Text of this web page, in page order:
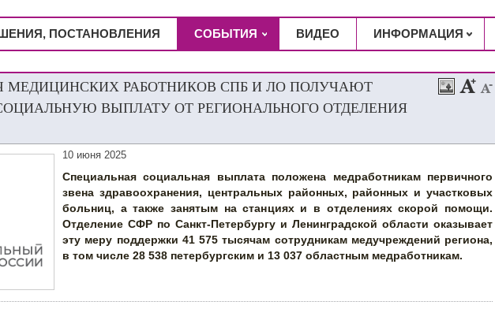
ПОСТАНОВЛЕНИЯ СОБЫТИЯ ВИДЕО ИНФОРМАЦИЯ
МЕДИЦИНСКИХ РАБОТНИКОВ СПБ И ЛО ПОЛУЧАЮТ
ВЫПЛАТУ ОТ РЕГИОНАЛЬНОГО ОТДЕЛЕНИЯ
10 июня 2025
Специальная социальная выплата положена медработникам первичного
звена здравоохранения, центральных районных, районных и участковых
больниц, а также занятым на станциях и в отделениях скорой помощи.
Отделение СФР по Санкт-Петербургу и Ленинградской области оказывает
эту меру поддержки 41 575 тысячам сотрудникам медучреждений региона,
в том числе 28 538 петербургским и 13 037 областным медработникам.